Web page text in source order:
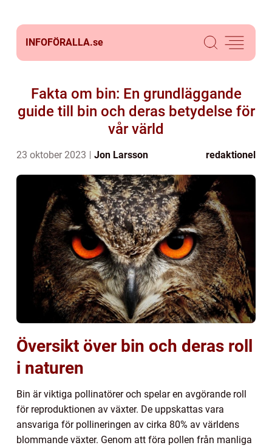
INFOFÖRALLA.se
Fakta om bin: En grundläggande
guide till bin och deras betydelse för
vår värld
23 oktober 2023 Jon Larsson redaktionel
Översikt över bin och deras roll
i naturen
Bin är viktiga pollinatörer och spelar en avgörande roll
för reproduktionen av växter. De uppskattas vara
ansvariga för pollineringen av cirka 80% av världens
blommande växter. Genom att föra pollen från manliga